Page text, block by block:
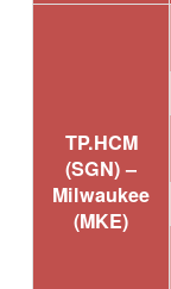
TP.HCM
(SGN) –
Milwaukee
(MKE)